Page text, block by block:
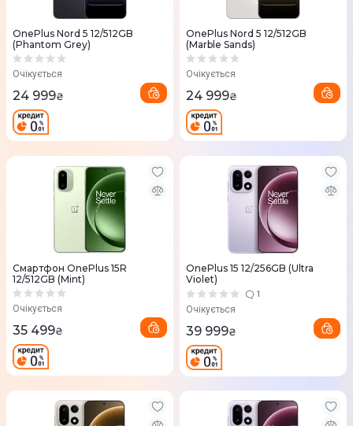
OnePlus Nord 5 12/512GB
(Phantom Grey)
Очікується
24 999₴
OnePlus Nord 5 12/512GB
(Marble Sands)
Очікується
24 999₴
Смартфон OnePlus 15R
12/512GB (Mint)
Очікується
35 499₴
OnePlus 15 12/256GB (Ultra
Violet)
1
Очікується
39 999₴